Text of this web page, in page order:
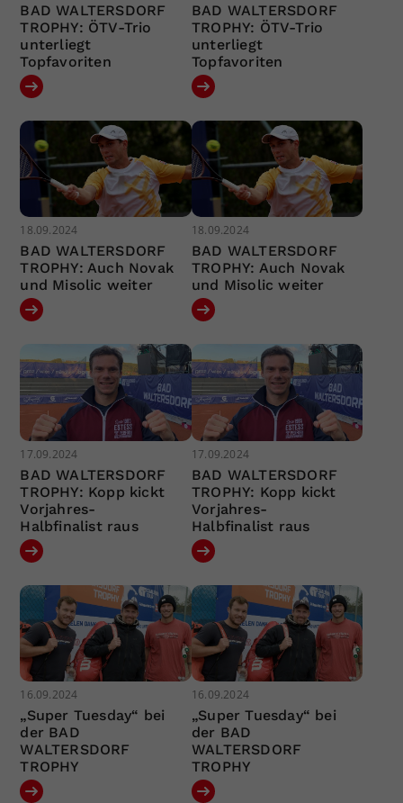
BAD WALTERSDORF
TROPHY: ÖTV-Trio
unterliegt
Topfavoriten
BAD WALTERSDORF
TROPHY: ÖTV-Trio
unterliegt
Topfavoriten
18.09.2024
BAD WALTERSDORF
TROPHY: Auch Novak
und Misolic weiter
18.09.2024
BAD WALTERSDORF
TROPHY: Auch Novak
und Misolic weiter
17.09.2024
BAD WALTERSDORF
TROPHY: Kopp kickt
Vorjahres-
Halbfinalist raus
17.09.2024
BAD WALTERSDORF
TROPHY: Kopp kickt
Vorjahres-
Halbfinalist raus
16.09.2024
„Super Tuesday“ bei
der BAD
WALTERSDORF
TROPHY
16.09.2024
„Super Tuesday“ bei
der BAD
WALTERSDORF
TROPHY